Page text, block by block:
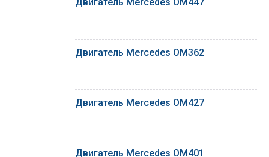
Двигатель Mercedes OM362
Двигатель Mercedes OM427
Двигатель Mercedes OM401